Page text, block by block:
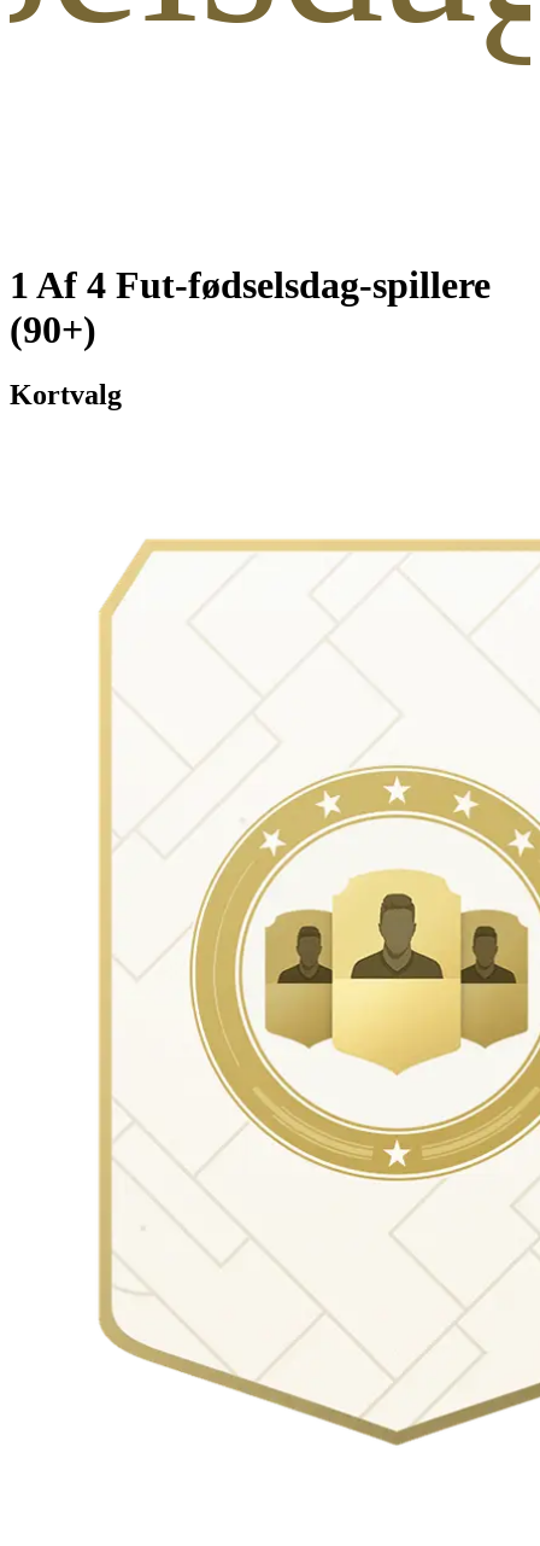
1 Af 4 Fut-fødselsdag-spillere
(90+)
Kortvalg